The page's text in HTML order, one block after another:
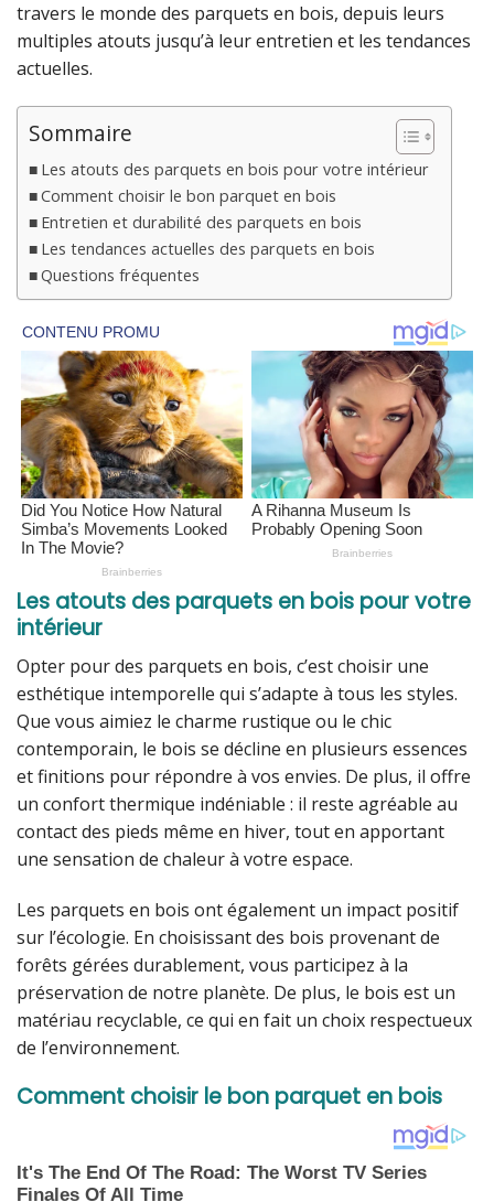
travers le monde des parquets en bois, depuis leurs
multiples atouts jusqu’à leur entretien et les tendances
actuelles.
Sommaire
Les atouts des parquets en bois pour votre intérieur
Comment choisir le bon parquet en bois
Entretien et durabilité des parquets en bois
Les tendances actuelles des parquets en bois
Questions fréquentes
Les atouts des parquets en bois pour votre
intérieur
Opter pour des parquets en bois, c’est choisir une
esthétique intemporelle qui s’adapte à tous les styles.
Que vous aimiez le charme rustique ou le chic
contemporain, le bois se décline en plusieurs essences
et finitions pour répondre à vos envies. De plus, il offre
un confort thermique indéniable : il reste agréable au
contact des pieds même en hiver, tout en apportant
une sensation de chaleur à votre espace.
Les parquets en bois ont également un impact positif
sur l’écologie. En choisissant des bois provenant de
forêts gérées durablement, vous participez à la
préservation de notre planète. De plus, le bois est un
matériau recyclable, ce qui en fait un choix respectueux
de l’environnement.
Comment choisir le bon parquet en bois